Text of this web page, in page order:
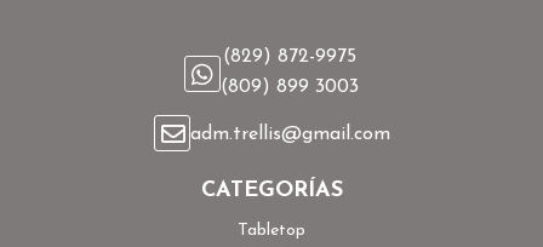
(829) 872-9975
(809) 899 3003
adm.trellis@gmail.com
CATEGORÍAS
Tabletop